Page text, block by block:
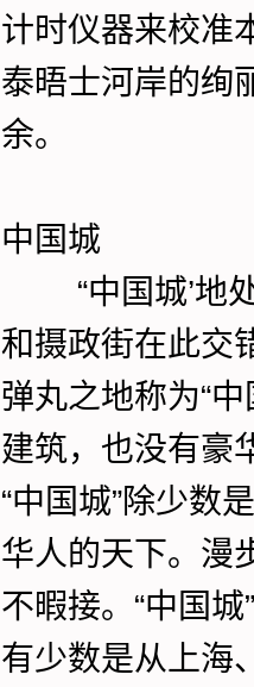
计时仪器来校准
泰晤士河岸的绚
余。
中国城
“中国城’地
和摄政街在此交
弹丸之地称为“中
建筑，也没有豪
“中国城”除少数
华人的天下。漫
不暇接。 “中国城”
有少数是从上海